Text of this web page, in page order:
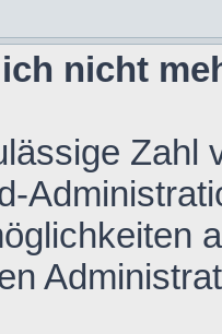
nicht
Zahl